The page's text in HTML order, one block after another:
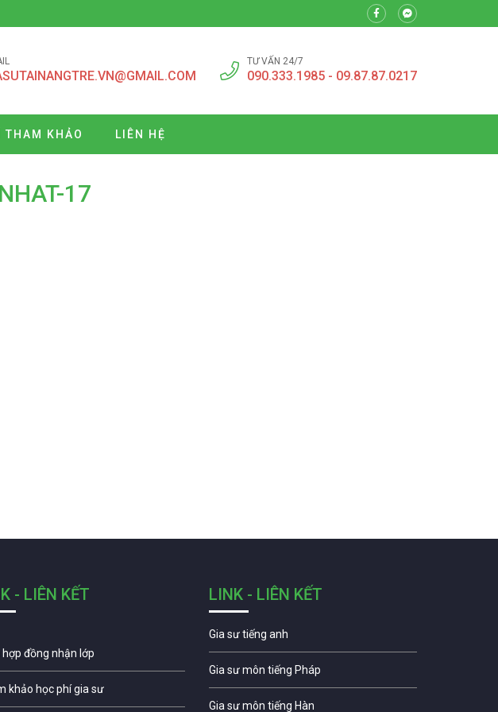
TƯ VẤN 24/7
090.333.1985 - 09.87.87.0217
THAM KHẢO LIÊN HỆ
17
- LIÊN KẾT
đồng nhận lớp
khảo học phí gia sư
LINK - LIÊN KẾT
Gia sư tiếng anh
Gia sư môn tiếng Pháp
Gia sư môn tiếng Hàn